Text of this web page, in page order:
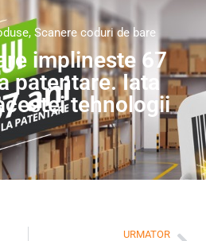
, Scanere coduri de bare
implineste 67
patentare. Iata
tehnologii
URMATOR